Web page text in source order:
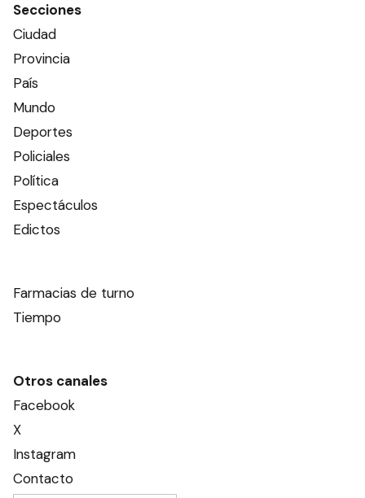
Secciones
Ciudad
Provincia
País
Mundo
Deportes
Policiales
Política
Espectáculos
Edictos
Farmacias de turno
Tiempo
Otros canales
Facebook
X
Instagram
Contacto